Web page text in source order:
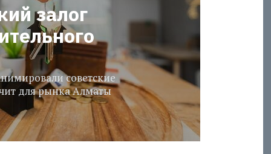
залог
советские
для рынка Алматы